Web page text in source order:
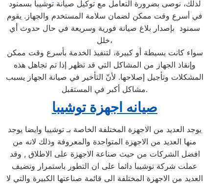
لذلك، نوصى بضرورة التعامل مع توكيل صيانة توشيبا بسمنود
في أسرع وقت ممكن لضمان سلامة المستخدم والجهاز. يقوم
سمنود بإصدار بلاغ صيانة فورية وسريعة في حال حدوث أي
خلل،
سواء كانت بسيطة أو كبيرة، لتنفيذ الخدمة بأسرع وقت ممكن
وإنقاذ الجهاز من المشاكل التي قد تظهر إذا تم تجاهل هذه
المشكلات وتأجيل إصلاحها. لأنّ التأخير في صيانة الجهاز يسبب
مشاكل أكبر في المستقبل.
صيانه اجهزة توشيبا
يوجد العديد من الاجهزة المختلفة الخاصة بـ توشيبا وايضا يوجد
منها العديد من الاجهزة المتواجدة والمعروفة وذلك لانه من
افضل الشركات من حيث صناعة الاجهزة على الاطلاق , وقد
عملت شركة توشيبا دائما على ان التطور باستمرار وتضيف
العديد من الاجهزة المختلفة الى قائمة صناعتها الكبيرة والتي لا